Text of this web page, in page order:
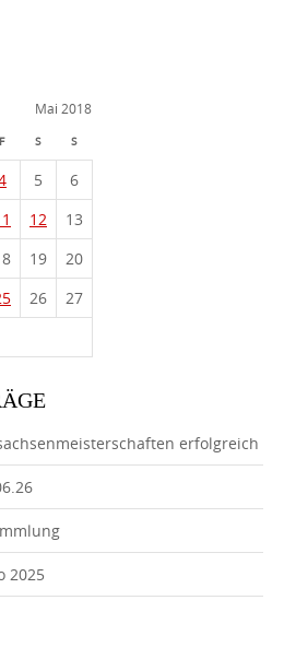
Mai 2018
F S S
5
6
12
13
19
20
26
27
erfolgreich
2025